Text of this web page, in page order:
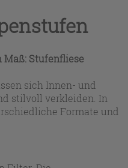
Maß: Stufenfliese
sich Innen- und
stilvoll verkleiden. In
Formate und
Läufe, Podeste und
Linien oder
und ein